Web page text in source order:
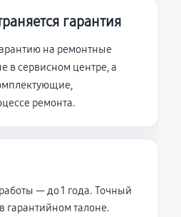
гарантия
на ремонтные
в сервисном центре, а
ремонта.
— до 1 года. Точный
гарантийном талоне.